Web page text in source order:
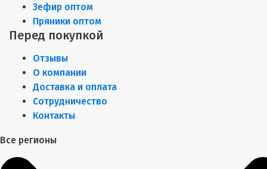
Зефир оптом
Пряники оптом
Перед покупкой
Отзывы
О компании
Доставка и оплата
Сотрудничество
Контакты
Все регионы